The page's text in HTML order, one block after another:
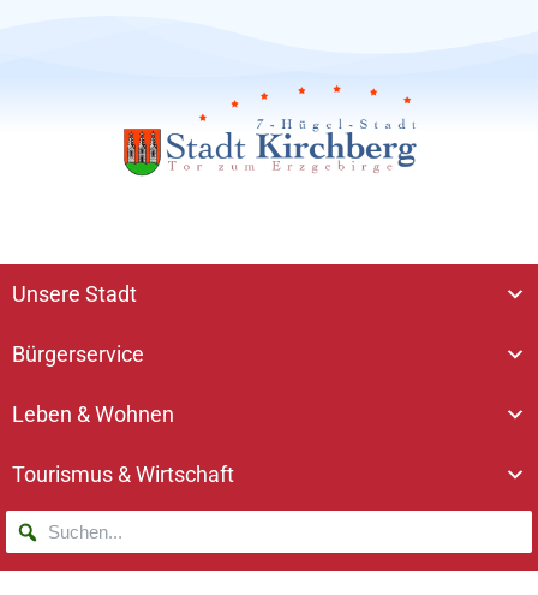
Unsere Stadt
Bürgerservice
Leben & Wohnen
Tourismus & Wirtschaft